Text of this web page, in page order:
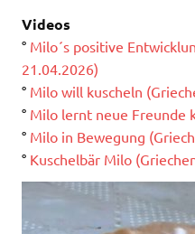
Videos
° Milo´s positive
21.04.2026)
° Milo will kuscheln
° Milo lernt neue Freunde
° Milo in Bewegung
° Kuschelbär Milo